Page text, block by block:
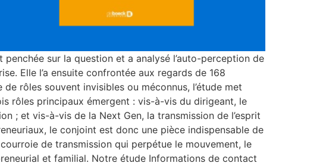
sur la question et a analysé l’auto-perception de
Elle l’a ensuite confrontée aux regards de 168
rôles souvent invisibles ou méconnus, l’étude met
rôles principaux émergent : vis-à-vis du dirigeant, le
; et vis-à-vis de la Next Gen, la transmission de l’esprit
le conjoint est donc une pièce indispensable de
de transmission qui perpétue le mouvement, le
et familial. Notre étude Informations de contact